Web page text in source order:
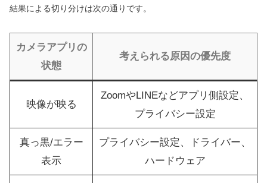
結果による切り分けは次の通りです。
カメラアプリの
状態
考えられる原因の優先度
映像が映る
ZoomやLINEなどアプリ側設定、
プライバシー設定
真っ黒/エラー
表示
プライバシー設定、ドライバー、
ハードウェア